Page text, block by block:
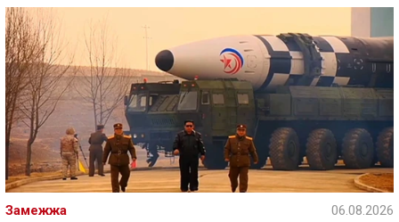
Замежжа 06.08.2026